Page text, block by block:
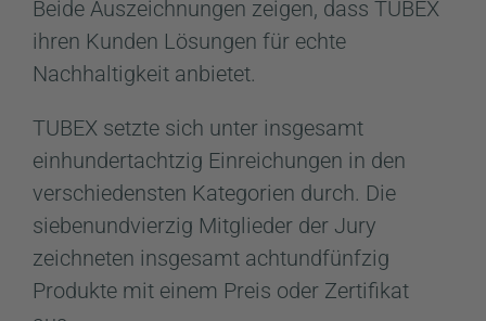
Beide Auszeichnungen zeigen, dass TUBEX
ihren Kunden Lösungen für echte
Nachhaltigkeit anbietet.
TUBEX setzte sich unter insgesamt
einhundertachtzig Einreichungen in den
verschiedensten Kategorien durch. Die
siebenundvierzig Mitglieder der Jury
zeichneten insgesamt achtundfünfzig
Produkte mit einem Preis oder Zertifikat